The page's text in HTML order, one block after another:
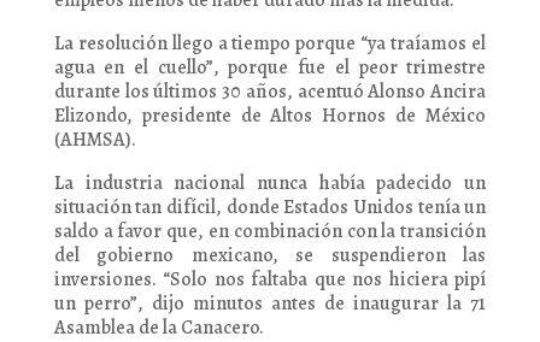
La resolución llego a tiempo porque “ya traíamos el
agua en el cuello”, porque fue el peor trimestre
durante los últimos 30 años, acentuó Alonso Ancira
Elizondo, presidente de Altos Hornos de México
(AHMSA).
La industria nacional nunca había padecido un
situación tan difícil, donde Estados Unidos tenía un
saldo a favor que, en combinación con la transición
del gobierno mexicano, se suspendieron las
inversiones. “Solo nos faltaba que nos hiciera pipí
un perro”, dijo minutos antes de inaugurar la 71
Asamblea de la Canacero.